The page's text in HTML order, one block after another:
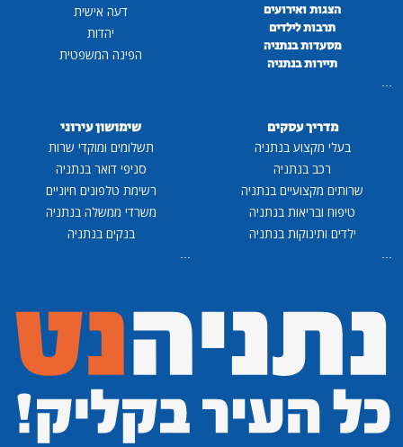
הצגות ואירועים
תרבות לילדים
מסעדות בנתניה
תיירות בנתניה
...
דעה אישית
יהדות
הפינה המשפטית
מדריך עסקים
בעלי מקצוע בנתניה
רכב בנתניה
שרותים מקצועיים בנתניה
טיפוח ובריאות בנתניה
ילדים ותינוקות בנתניה
...
שימושון עירוני
תשלומים ומוקדי שרות
סניפי דואר בנתניה
רשימת טלפונים חיוניים
משרדי ממשלה בנתניה
בנקים בנתניה
...